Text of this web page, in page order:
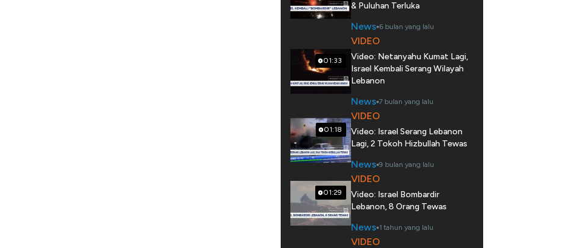
& Puluhan Terluka
News 6 bulan yang lalu
01:33
VIDEO
Video: Netanyahu Kumat Lagi,
Israel Kembali Serang Wilayah
Lebanon
News 7 bulan yang lalu
01:18
VIDEO
Video: Israel Serang Lebanon
Lagi, 2 Tokoh Hizbullah Tewas
News 9 bulan yang lalu
01:29
VIDEO
Video: Israel Bombardir
Lebanon, 8 Orang Tewas
News 1 tahun yang lalu
VIDEO